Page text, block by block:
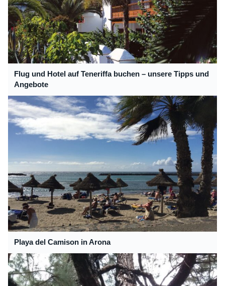
Flug und Hotel auf Teneriffa buchen – unsere Tipps und
Angebote
Playa del Camison in Arona